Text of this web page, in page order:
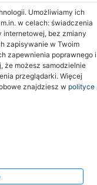
Umożliwiamy ich
w celach: świadczenia
internetowej, bez zmiany
zapisywanie w Twoim
zapewnienia poprawnego i
że możesz samodzielnie
przeglądarki. Więcej
znajdziesz w polityce